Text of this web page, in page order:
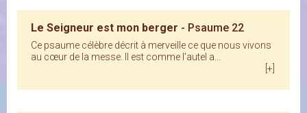
Le Seigneur est mon berger - Psaume 22
Ce psaume célèbre décrit à merveille ce que nous vivons
au cœur de la messe. Il est comme l’autel a...
[+]